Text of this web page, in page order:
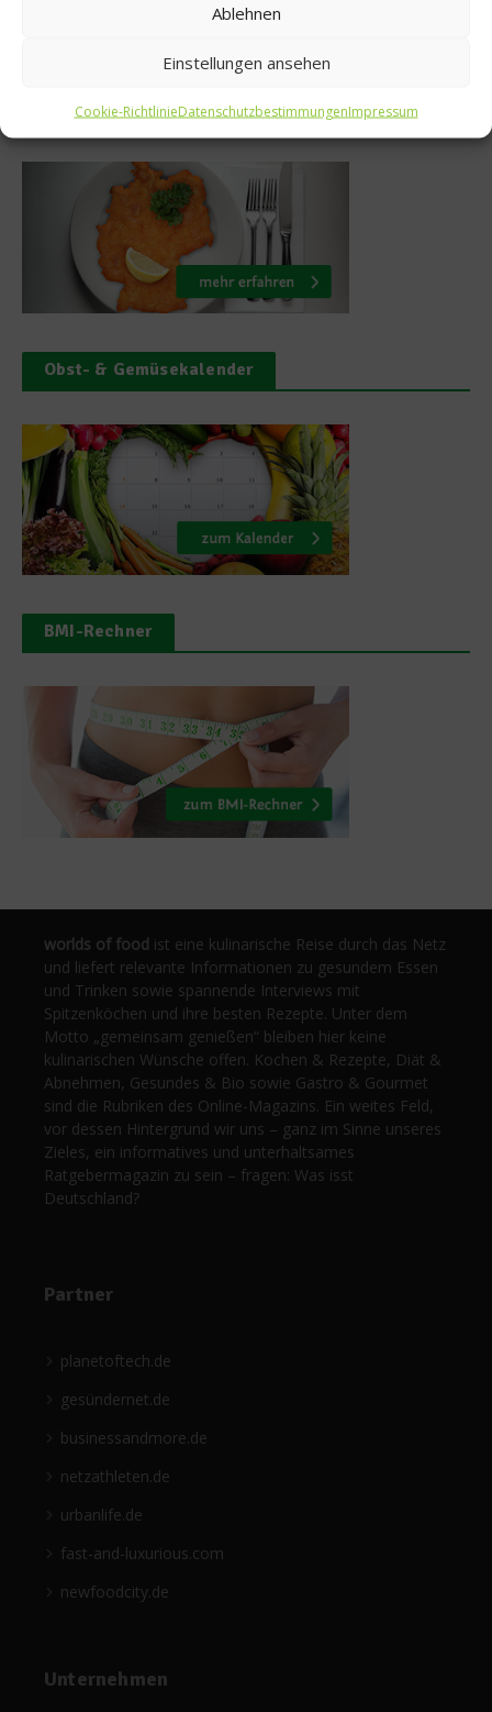
Ablehnen
Einstellungen ansehen
Cookie-RichtlinieDatenschutzbestimmungenImpressum
Was isst Deutschland
Obst- & Gemüsekalender
BMI-Rechner
worlds of food ist eine kulinarische Reise durch das Netz
und liefert relevante Informationen zu gesundem Essen
und Trinken sowie spannende Interviews mit
Spitzenköchen und ihre besten Rezepte. Unter dem
Motto „gemeinsam genießen“ bleiben hier keine
kulinarischen Wünsche offen. Kochen & Rezepte, Diät &
Abnehmen, Gesundes & Bio sowie Gastro & Gourmet
sind die Rubriken des Online-Magazins. Ein weites Feld,
vor dessen Hintergrund wir uns – ganz im Sinne unseres
Zieles, ein informatives und unterhaltsames
Ratgebermagazin zu sein – fragen: Was isst
Deutschland?
Partner
planetoftech.de
gesündernet.de
businessandmore.de
netzathleten.de
urbanlife.de
fast-and-luxurious.com
newfoodcity.de
Unternehmen